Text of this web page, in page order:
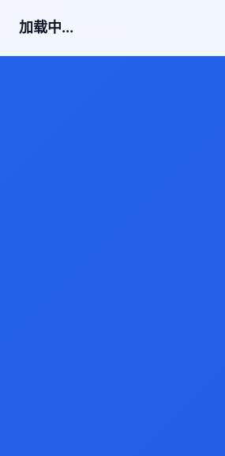
加载中...